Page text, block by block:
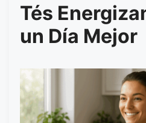
Tés
un Día Mejor